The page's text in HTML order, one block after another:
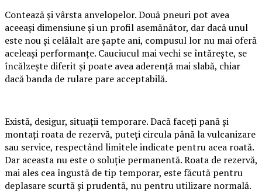
Contează și vârsta anvelopelor. Două pneuri pot avea
aceeași dimensiune și un profil asemănător, dar dacă unul
este nou și celălalt are șapte ani, compusul lor nu mai oferă
aceleași performanțe. Cauciucul mai vechi se întărește, se
încălzește diferit și poate avea aderență mai slabă, chiar
dacă banda de rulare pare acceptabilă.
Există, desigur, situații temporare. Dacă faceți pană și
montați roata de rezervă, puteți circula până la vulcanizare
sau service, respectând limitele indicate pentru acea roată.
Dar aceasta nu este o soluție permanentă. Roata de rezervă,
mai ales cea îngustă de tip temporar, este făcută pentru
deplasare scurtă și prudentă, nu pentru utilizare normală.